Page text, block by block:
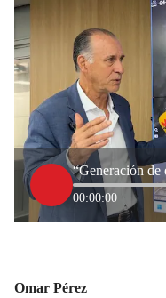
00:00:00
Omar Pérez